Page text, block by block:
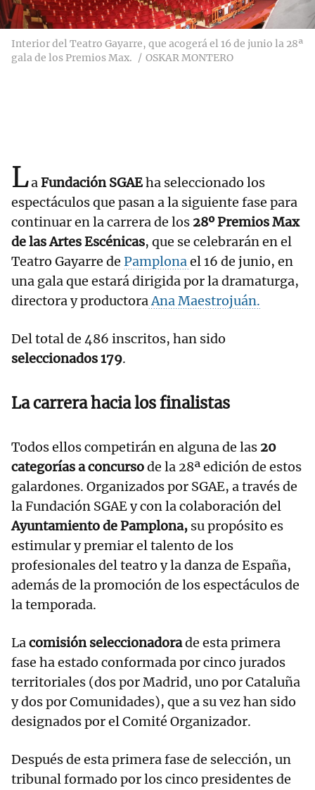
Interior del Teatro Gayarre, que acogerá el 16 de junio la 28ª
gala de los Premios Max.
OSKAR MONTERO
LaFundación SGAEha seleccionado los
espectáculos que pasan a la siguiente fase para
continuar en la carrera de los 28º Premios Max
de las Artes Escénicas, que se celebrarán en el
Teatro Gayarre de Pamplonael 16 de junio, en
una gala que estará dirigida por la dramaturga,
directora y productoraAna Maestrojuán.
Del total de 486 inscritos, han sido
seleccionados 179.
La carrera hacia los finalistas
Todos ellos competirán en alguna de las 20
categorías a concursode la 28ª edición de estos
galardones. Organizados por SGAE, a través de
la Fundación SGAE y con la colaboración del
Ayuntamiento de Pamplona, su propósito es
estimular y premiar el talento de los
profesionales del teatro y la danza de España,
además de la promoción de los espectáculos de
la temporada.
Lacomisión seleccionadorade esta primera
fase ha estado conformada por cinco jurados
territoriales (dos por Madrid, uno por Cataluña
y dos por Comunidades), que a su vez han sido
designados por el Comité Organizador.
Después de esta primera fase de selección, un
tribunal formado por los cinco presidentes de